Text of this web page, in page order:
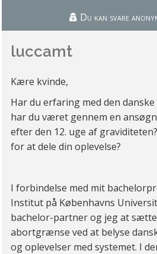
Du kan svare
luccamt
Kære kvinde,
Har du erfaring med den
har du været gennem en
efter den 12. uge af
for at dele din oplevelse?
I forbindelse med mit
Institut på Københavns
bachelor-partner og jeg at
abortgrænse ved at belyse
og oplevelser med systemet. I